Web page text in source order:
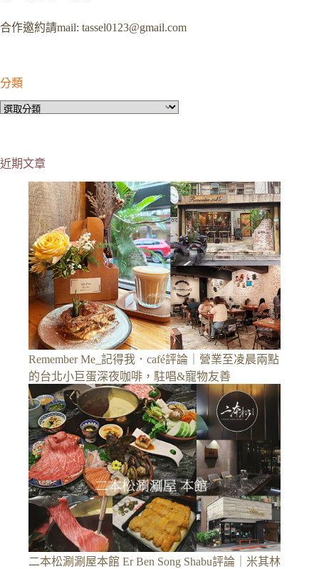
合作邀約請mail: tassel0123@gmail.com
分類
分
近期文章
Remember Me_記得我．café評論｜營業至凌晨兩點
的台北小巨蛋深夜咖啡，駐唱&寵物友善
二本松涮涮屋本館 Er Ben Song Shabu評論｜米其林